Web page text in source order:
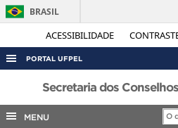
ACESSIBILIDADE
BRASIL
PORTAL UFPEL
ACESSO À INFORMAÇÃO
AUDITORIA
Secretaria dos
MENU